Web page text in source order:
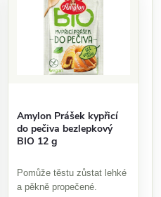
Amylon Prášek kypřicí
do pečiva bezlepkový
BIO 12 g
Pomůže těstu zůstat lehké
a pěkně propečené.